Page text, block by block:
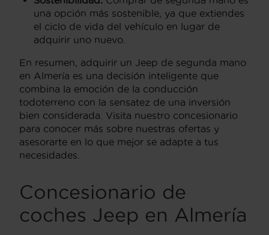
una opción más sostenible, ya que extiendes
el ciclo de vida del vehículo en lugar de
adquirir uno nuevo.
En resumen, adquirir un Jeep de segunda mano
en Almería es una decisión inteligente que
combina la emoción de la conducción
todoterreno con la sensatez de una inversión
bien considerada. Visita nuestro concesionario
para conocer más sobre nuestras ofertas y
asesorarte en lo que mejor se adapte a tus
necesidades.
Concesionario de
coches Jeep en Almería